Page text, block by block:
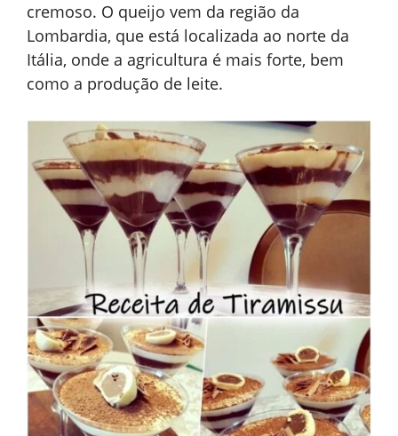
cremoso. O queijo vem da região da
Lombardia, que está localizada ao norte da
Itália, onde a agricultura é mais forte, bem
como a produção de leite.